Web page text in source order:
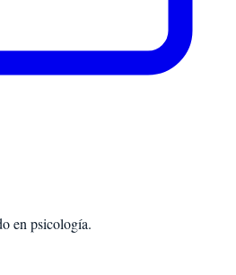
en psicología.